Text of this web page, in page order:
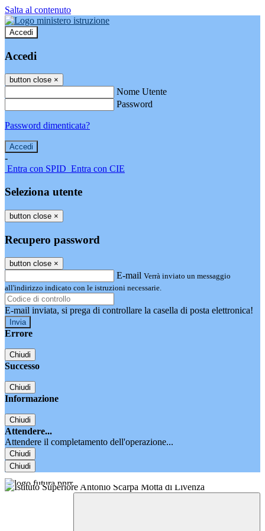
Salta al contenuto
Accedi
Accedi
button close ×
Nome Utente
Password
Password dimenticata?
-
Entra con SPID Entra con CIE
Seleziona utente
button close ×
Recupero password
button close ×
E-mail Verrà inviato un messaggio
all'indirizzo indicato con le istruzioni necessarie.
E-mail inviata, si prega di controllare la casella di posta elettronica!
Errore
Chiudi
Successo
Chiudi
Informazione
Chiudi
Attendere...
Attendere il completamento dell'operazione...
Chiudi
Chiudi